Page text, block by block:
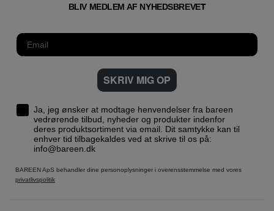
BLIV MEDLEM AF NYHEDSBREVET
SKRIV MIG OP
Ja, jeg ønsker at modtage henvendelser fra bareen
vedrørende tilbud, nyheder og produkter indenfor
deres produktsortiment via email. Dit samtykke kan til
enhver tid tilbagekaldes ved at skrive til os på:
info@bareen.dk
BAREEN ApS behandler dine personoplysninger i overensstemmelse med vores
privatlivspolitik